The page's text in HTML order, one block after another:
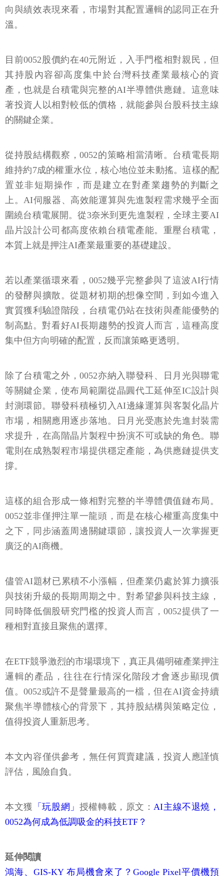
向與績效表現來看，市場對其配置邏輯的認同正在升
溫。
目前0052股價約在40元附近，入手門檻相對親民，但
其持股內容卻高度集中於台灣科技產業最核心的資
產，也就是台積電與完整的AI半導體供應鏈。這意味
著投資人以相對較低的價格，就能參與台股科技主線
的關鍵企業。
從持股結構觀察，0052的策略相當清晰。台積電長期
維持約7成的權重水位，核心地位並未動搖。這樣的配
置並非短期操作，而是建立在對產業趨勢的判斷之
上。AI伺服器、高效能運算與先進製程需求幾乎全面
圍繞台積電展開。從3奈米到更先進製程，全球主要AI
晶片設計公司都高度依賴台積電產能。重壓台積電，
本質上就是押注AI產業最重要的基礎建設。
若以產業循環來看，0052幾乎完整參與了這波AI行情
的發酵與擴散。從題材初期的想像空間，到如今進入
實質獲利驗證階段，台積電仍站在技術與產能優勢的
制高點。對看好AI長期趨勢的投資人而言，這種高度
集中但方向明確的配置，反而讓策略更透明。
除了台積電之外，0052亦納入聯發科、日月光與聯電
等關鍵企業，使布局範圍從晶圓代工延伸至IC設計與
封測環節。聯發科積極切入AI邊緣運算與客製化晶片
市場，相關應用逐步落地。日月光受惠於先進封裝需
求提升，在高階晶片製程中扮演不可或缺的角色。聯
電則在成熟製程市場提供穩定產能，為供應鏈提供支
撐。
這樣的組合形成一條相對完整的半導體價值鏈布局。
0052並非僅押注單一龍頭，而是在核心權重高度集中
之下，同步涵蓋周邊關鍵環節，讓投資人一次掌握更
廣泛的AI商機。
儘管AI題材已累積不小漲幅，但產業仍處於算力擴張
與技術升級的長期周期之中。對希望參與科技主線，
同時降低個股研究門檻的投資人而言，0052提供了一
種相對直接且聚焦的選擇。
在ETF競爭激烈的市場環境下，真正具備明確產業押注
邏輯的產品，往往在行情深化階段才會逐步顯現價
值。0052或許不是聲量最高的一檔，但在AI資金持續
聚焦半導體核心的背景下，其持股結構與策略定位，
值得投資人重新思考。
本文內容僅供參考，無任何買賣建議，投資人應謹慎
評估，風險自負。
本文獲 「玩股網」 授權轉載，原文：AI主線不退燒，
0052為何成為低調吸金的科技ETF？
延伸閱讀
鴻海、GIS-KY 布局機會來了？Google Pixel平價機預